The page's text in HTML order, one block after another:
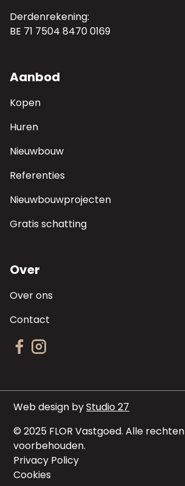
Derdenrekening:
BE 71 7504 8470 0169
Aanbod
Kopen
Huren
Nieuwbouw
Referenties
Nieuwbouwprojecten
Gratis schatting
Over
Over ons
Contact
© 2025 FLOR Vastgoed. Alle rechten
voorbehouden.
Privacy Policy
Cookies
Web design byStudio 27